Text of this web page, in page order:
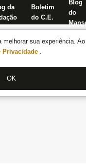
sua experiência.
Privacidade .
OK
da
Boletim
do C.E.
Blog
do